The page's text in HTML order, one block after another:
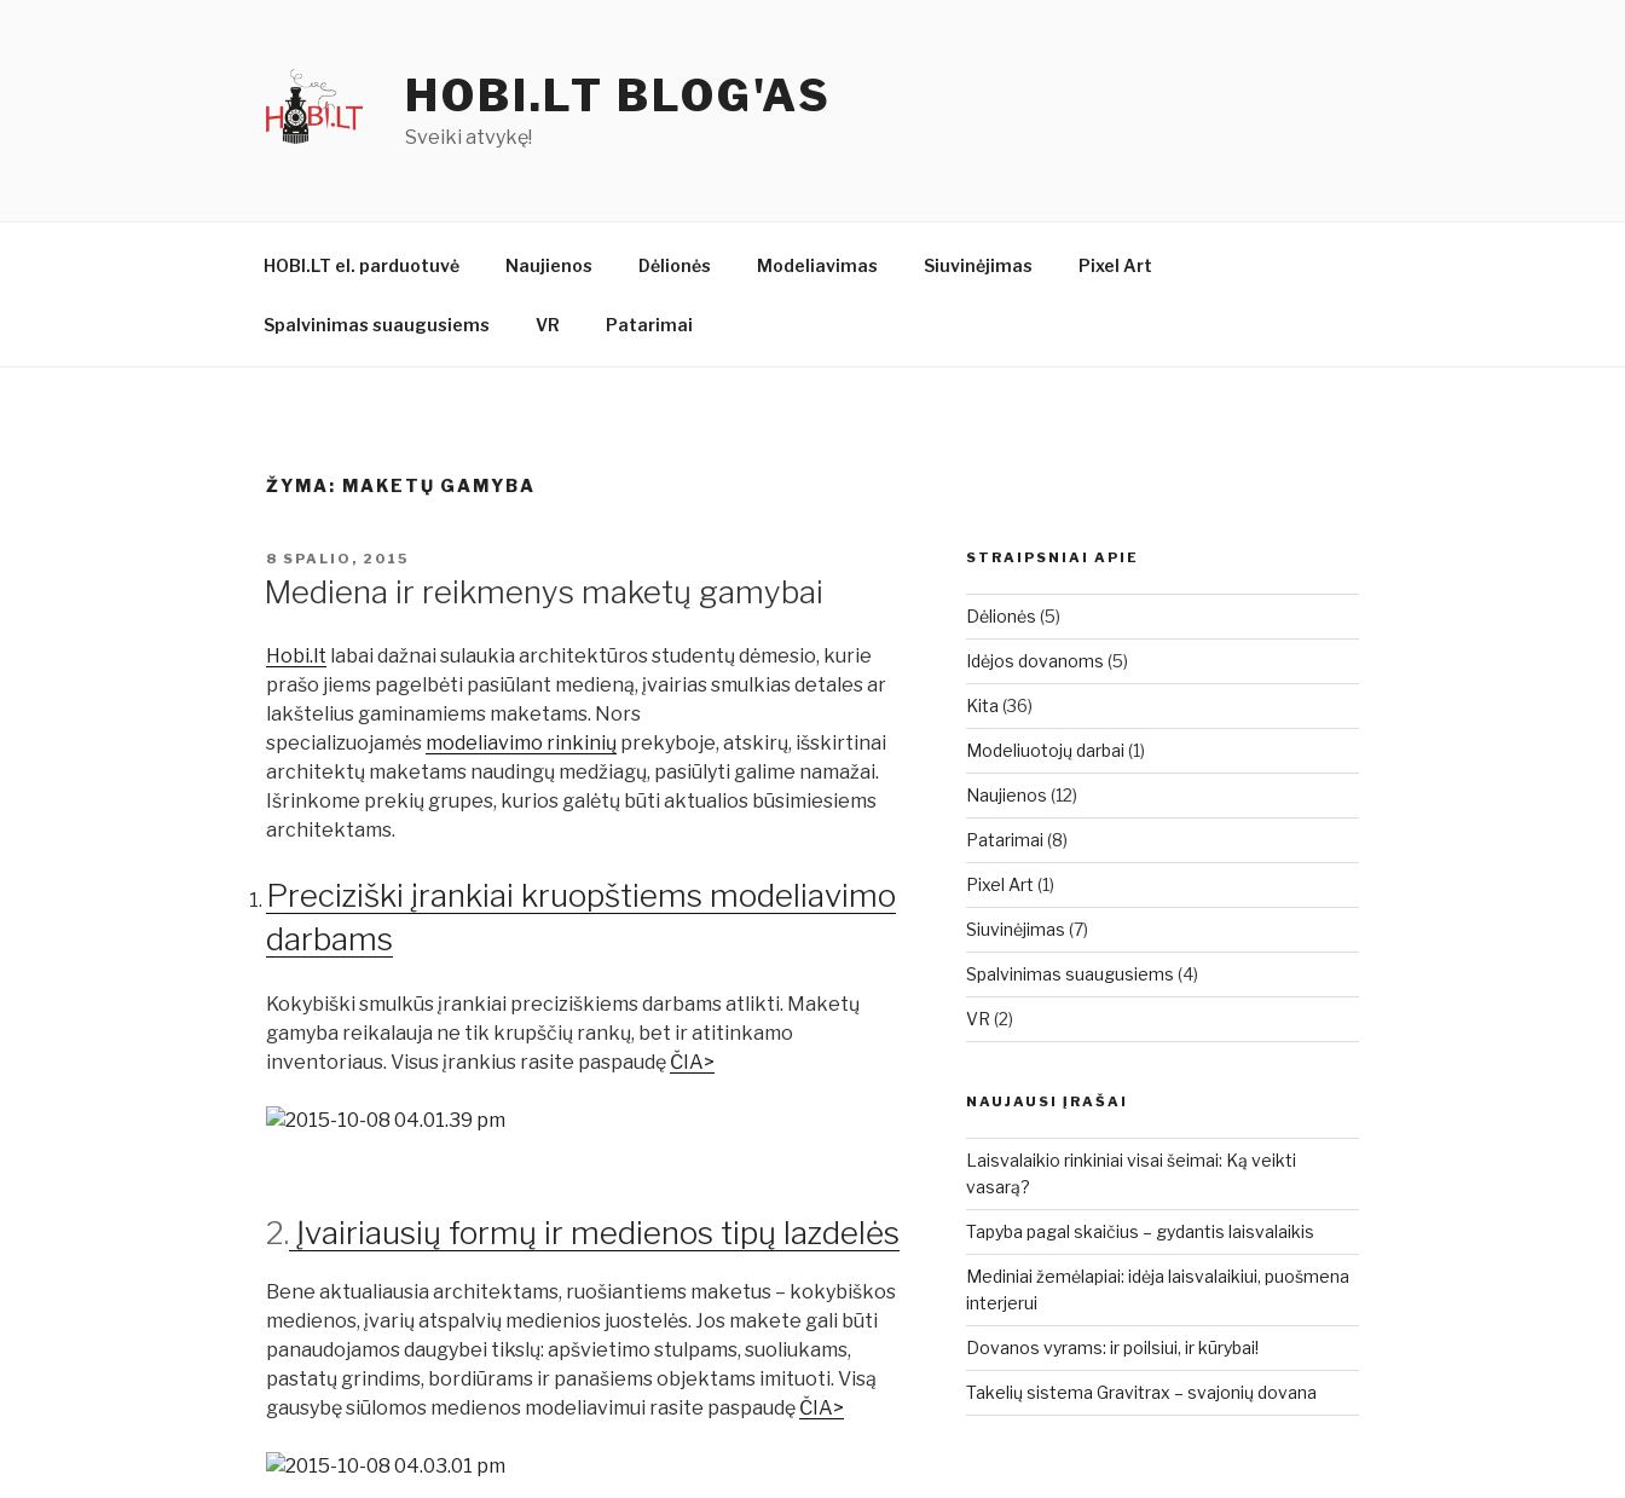
HOBI.LT BLOG'AS
Sveiki atvykę!
HOBI.LT el. parduotuvė Naujienos Dėlionės Modeliavimas Siuvinėjimas Pixel Art
Spalvinimas suaugusiems VR Patarimai
ŽYMA: MAKETŲ GAMYBA
PASKELBTA
8 SPALIO, 2015
Mediena ir reikmenys maketų gamybai
Hobi.lt labai dažnai sulaukia architektūros studentų dėmesio, kurie
prašo jiems pagelbėti pasiūlant medieną, įvairias smulkias detales ar
lakštelius gaminamiems maketams. Nors
specializuojamės modeliavimo rinkinių prekyboje, atskirų, išskirtinai
architektų maketams naudingų medžiagų, pasiūlyti galime namažai.
Išrinkome prekių grupes, kurios galėtų būti aktualios būsimiesiems
architektams.
Preciziški įrankiai kruopštiems modeliavimo
darbams
Kokybiški smulkūs įrankiai preciziškiems darbams atlikti. Maketų
gamyba reikalauja ne tik krupščių rankų, bet ir atitinkamo
inventoriaus. Visus įrankius rasite paspaudę ČIA>
2. Įvairiausių formų ir medienos tipų lazdelės
Bene aktualiausia architektams, ruošiantiems maketus – kokybiškos
medienos, įvarių atspalvių medienios juostelės. Jos makete gali būti
panaudojamos daugybei tikslų: apšvietimo stulpams, suoliukams,
pastatų grindims, bordiūrams ir panašiems objektams imituoti. Visą
gausybę siūlomos medienos modeliavimui rasite paspaudę ČIA>
STRAIPSNIAI APIE
Dėlionės (5)
Idėjos dovanoms (5)
Kita (36)
Modeliuotojų darbai (1)
Naujienos (12)
Patarimai (8)
Pixel Art (1)
Siuvinėjimas (7)
Spalvinimas suaugusiems (4)
VR (2)
NAUJAUSI ĮRAŠAI
Laisvalaikio rinkiniai visai šeimai: Ką veikti
vasarą?
Tapyba pagal skaičius – gydantis laisvalaikis
Mediniai žemėlapiai: idėja laisvalaikiui, puošmena
interjerui
Dovanos vyrams: ir poilsiui, ir kūrybai!
Takelių sistema Gravitrax – svajonių dovana